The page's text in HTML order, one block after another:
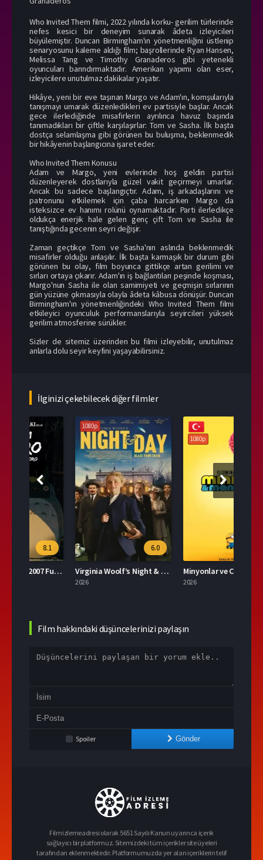
Who Invited Them filmi, 2022 yılında korku- gerilim türlerinde
nefes kesici bir deneyim sunarak âdeta izleyicileri
büyülemiştir. Duncan Birmingham'ın yönetmenliğini üstlenip
senaryosunu kaleme aldığı film; başrollerinde Ryan Hansen,
Melissa Tang ve Timothy Granaderos gibi yetenekli
oyuncuları barındırmaktadır. Amerikan yapımı olan eser,
izleyicilere unutulmaz dakikalar yaşatır.
Hikâye, yeni bir eve taşınan Margo ve Adam'ın, komşularıyla
tanışmayı umarak düzenledikleri ev partisiyle başlar. Ancak
gece ilerlediğinde misafirlerin ayrılınca havuz başında
tanımadıkları bir çiftle karşılaşırlar: Tom ve Sasha. İlk başta
dostça selamlaşma gibi görünen bu buluşma, beklenmedik
bir hikâyenin başlangıcına işaret eder.
Who Invited Them Konusu
Adam ve Margo, yeni evlerinde hoş geldin partisi
düzenleyerek dostlarıyla güzel vakit geçirmeyi umarlar.
Ancak bu sadece başlangıçtır. Adam, iş arkadaşlarını ve
patronunu etkilemek için çaba harcarken Margo da
isteksizce ev hanımı rolünü oynamaktadır. Parti ilerledikçe
oldukça enerjik hale gelen genç çift Tom ve Sasha ile
tanıştığında gecenin seyri değişir.
Zaman geçtikçe Tom ve Sasha'nın aslında beklenmedik
misafirler olduğu anlaşılır. İlk başta karmaşık bir durum gibi
görünen bu olay, film boyunca gittikçe artan gerilimi ve
sırları ortaya çıkarır. Adam'ın iş bağlantıları peşinde koşması,
Margo'nun Sasha ile olan samimiyeti ve geçmişin sırlarının
gün yüzüne çıkmasıyla olayla âdeta kâbusa dönüşür. Duncan
Birmingham'ın yönetmenliğindeki Who Invited Them filmi
etkileyici oyunculuk performanslarıyla seyircileri yüksek
gerilim atmosferine sürükler.
Sizler de sitemiz üzerinden bu filmi izleyebilir, unutulmaz
anlarla dolu seyir keyfini yaşayabilirsiniz.
İlginizi çekebilecek diğer filmler
1080p
Virginia Woolf’s Night & Day Full HD İzle
1080p
Minyonlar ve Canavarlar Full HD İzle
Film hakkındaki düşüncelerinizi paylaşın
Spoiler Gönder
Filmizlemeadresi olarak 5651 Sayılı Kanun uyarınca içerik
sağlayıcı bir platformuz. Sitemizdeki tüm içerikler site üyeleri
tarafından eklenmektedir. Platformumuzda yer alan içeriklerin telif